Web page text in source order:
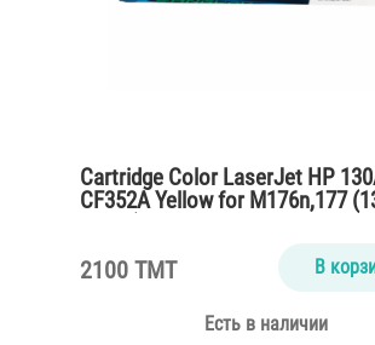
Cartridge Color LaserJet HP
CF352A Yellow for M176n,177
2100 TMT В
Есть в наличии